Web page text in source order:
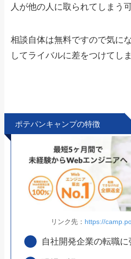
人が他の人に取られてしまう
相談自体は無料ですので気に
してライバルに差をつけてし
ポテパンキャンプの特徴
リンク先： https://
自社開発企業の転職に